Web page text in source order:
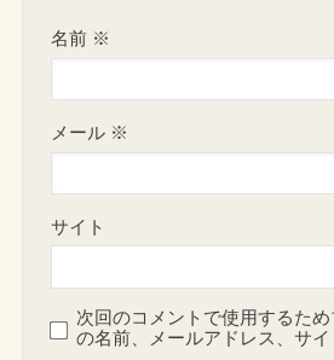
名前 ※
メール ※
サイト
次回のコメントで使用するた
の名前、メールアドレス、サイ